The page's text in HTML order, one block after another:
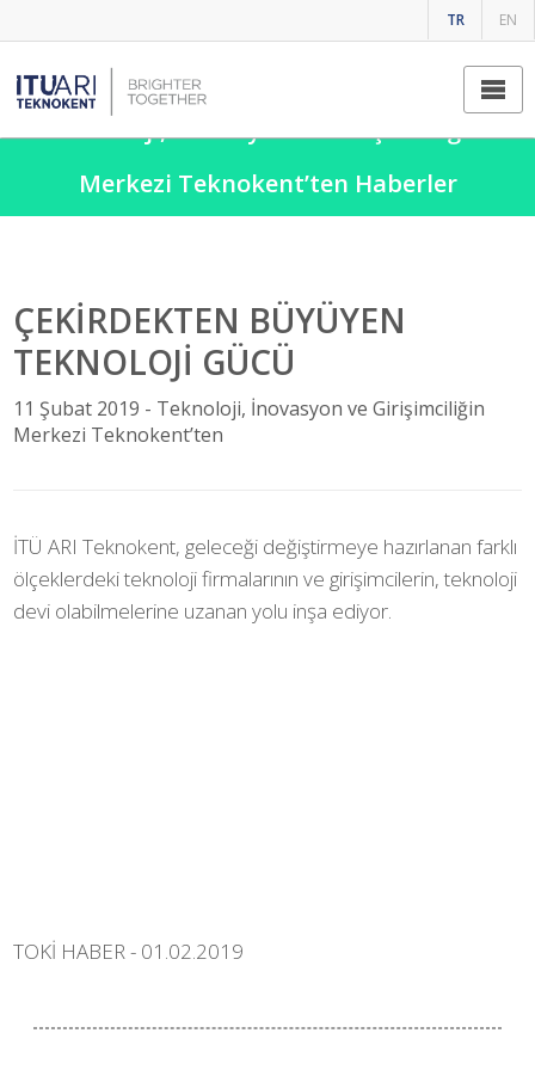
TR EN
Teknoloji, İnovasyon ve Girişimciliğin
Merkezi Teknokent’ten Haberler
ÇEKİRDEKTEN BÜYÜYEN
TEKNOLOJİ GÜCÜ
11 Şubat 2019 - Teknoloji, İnovasyon ve Girişimciliğin
Merkezi Teknokent’ten
İTÜ ARI Teknokent, geleceği değiştirmeye hazırlanan farklı
ölçeklerdeki teknoloji firmalarının ve girişimcilerin, teknoloji
devi olabilmelerine uzanan yolu inşa ediyor.
TOKİ HABER - 01.02.2019